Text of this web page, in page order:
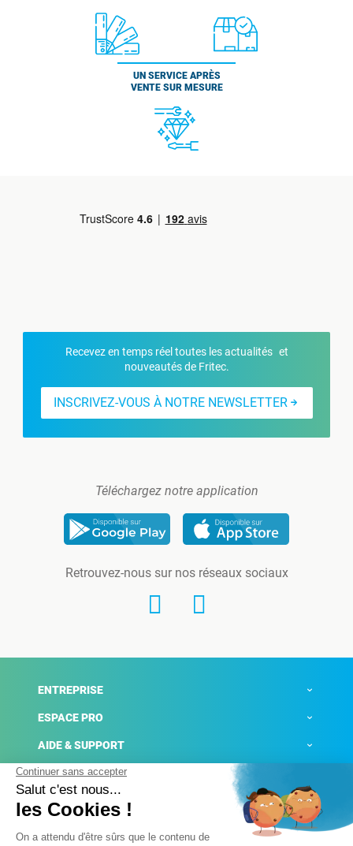
UN SERVICE APRÈS
VENTE SUR MESURE
Recevez en temps réel toutes les actualités et
nouveautés de Fritec.
INSCRIVEZ-VOUS À NOTRE NEWSLETTER
Téléchargez notre application
Retrouvez-nous sur nos réseaux sociaux
ENTREPRISE
ESPACE PRO
AIDE & SUPPORT
ACTUALITÉS